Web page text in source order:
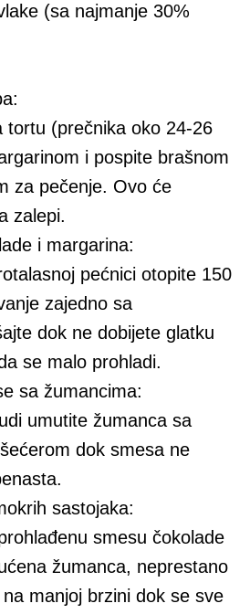
(sa najmanje 30%
tortu (prečnika oko 24-26
i pospite brašnom
za pečenje. Ovo će
zalepi.
i margarina:
pećnici otopite 150
zajedno sa
dok ne dobijete glatku
se malo prohladi.
sa žumancima:
umutite žumanca sa
dok smesa ne
sastojaka:
smesu čokolade
žumanca, neprestano
manjoj brzini dok se sve